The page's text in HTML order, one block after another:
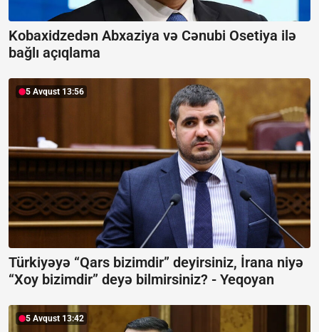
Kobaxidzedən Abxaziya və Cənubi Osetiya ilə
bağlı açıqlama
5 Avqust 13:56
Türkiyəyə “Qars bizimdir” deyirsiniz, İrana niyə
“Xoy bizimdir” deyə bilmirsiniz? - Yeqoyan
5 Avqust 13:42